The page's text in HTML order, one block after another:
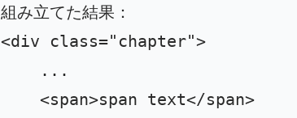
組み立てた結果：
<div class="chapter">
<span>span text</span>